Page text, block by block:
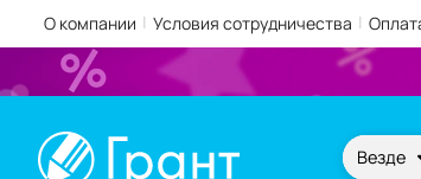
О компании | Условия сотрудничества |
Везде